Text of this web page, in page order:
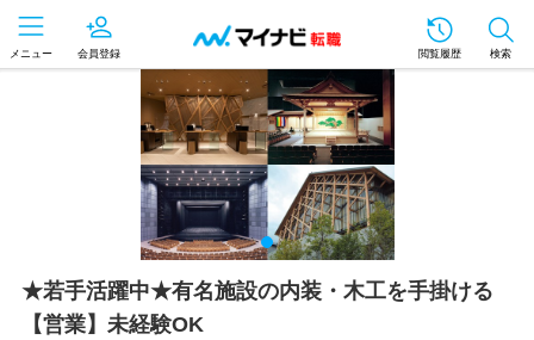
メニュー 会員登録 閲覧履歴 検索
★若手活躍中★有名施設の内装・木工を手掛ける
【営業】未経験OK